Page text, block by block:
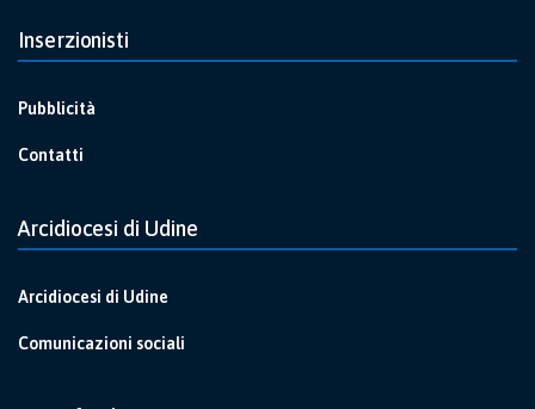
Inserzionisti
Pubblicità
Contatti
Arcidiocesi di Udine
Arcidiocesi di Udine
Comunicazioni sociali